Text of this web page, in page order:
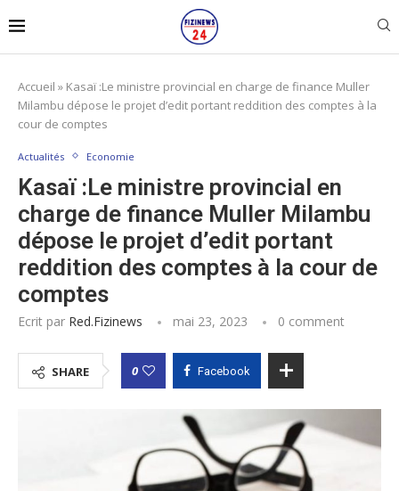
Accueil » Kasaï :Le ministre provincial en charge de finance Muller
Milambu dépose le projet d’edit portant reddition des comptes à la
cour de comptes
Actualités Economie
Kasaï :Le ministre provincial en
charge de finance Muller Milambu
dépose le projet d’edit portant
reddition des comptes à la cour de
comptes
Ecrit par Red.fizinews mai 23, 2023 0 comment
SHARE 0 Facebook